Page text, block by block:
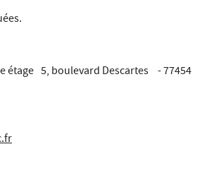
étage 5, boulevard Descartes - 77454